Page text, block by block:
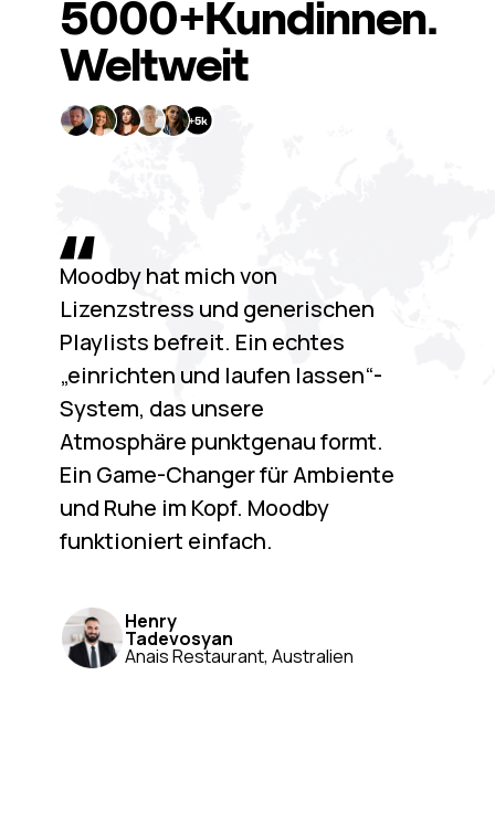
Moodby hat mich von
Lizenzstress und generischen
Playlists befreit. Ein echtes
„einrichten und laufen lassen“-
System, das unsere
Atmosphäre punktgenau formt.
Ein Game-Changer für Ambiente
und Ruhe im Kopf. Moodby
funktioniert einfach.
Henry
Tadevosyan
Anais Restaurant, Australien
5000+Kundinnen.
Weltweit